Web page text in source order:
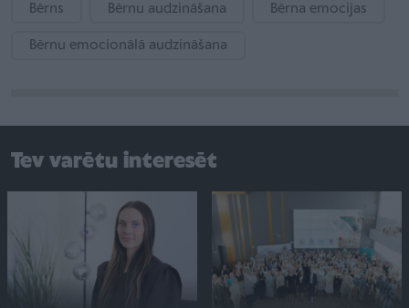
Bērns Bērnu audzināšana Bērna emocijas
Bērnu emocionālā audzināšana
Tev varētu interesēt